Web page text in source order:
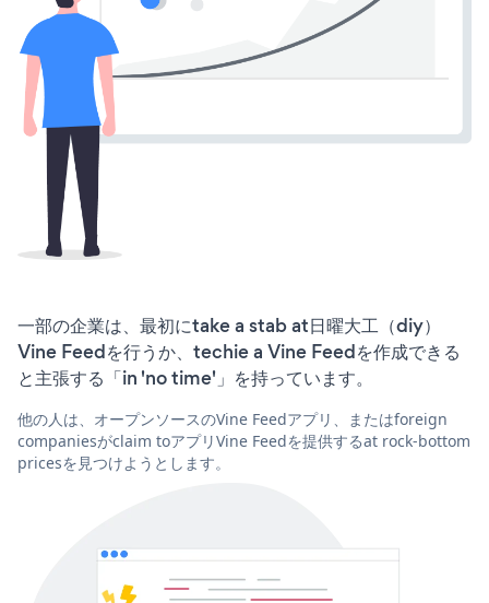
一部の企業は、最初にtake a stab at日曜大工（diy）
Vine Feedを行うか、techie a Vine Feedを作成できる
と主張する「in 'no time'」を持っています。
他の人は、オープンソースのVine Feedアプリ、またはforeign
companiesがclaim toアプリVine Feedを提供するat rock-bottom
pricesを見つけようとします。